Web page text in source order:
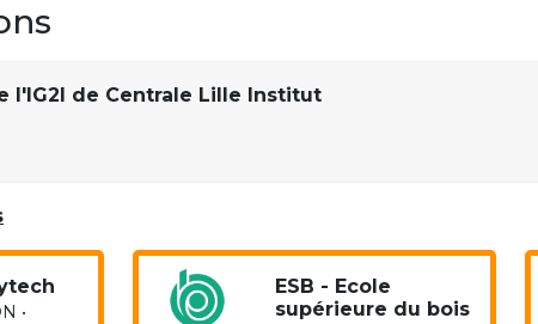
l'IG2I de Centrale Lille Institut
•
ESB - Ecole
supérieure du bois